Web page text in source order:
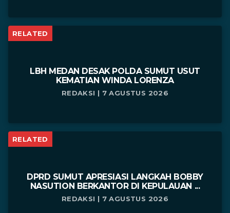
RELATED
LBH MEDAN DESAK POLDA SUMUT USUT
KEMATIAN WINDA LORENZA
REDAKSI | 7 AGUSTUS 2026
RELATED
DPRD SUMUT APRESIASI LANGKAH BOBBY
NASUTION BERKANTOR DI KEPULAUAN ...
REDAKSI | 7 AGUSTUS 2026